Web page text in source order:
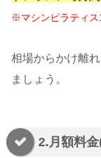
※マシンピラティス
相場からかけ離
ましょう。
2.月額料